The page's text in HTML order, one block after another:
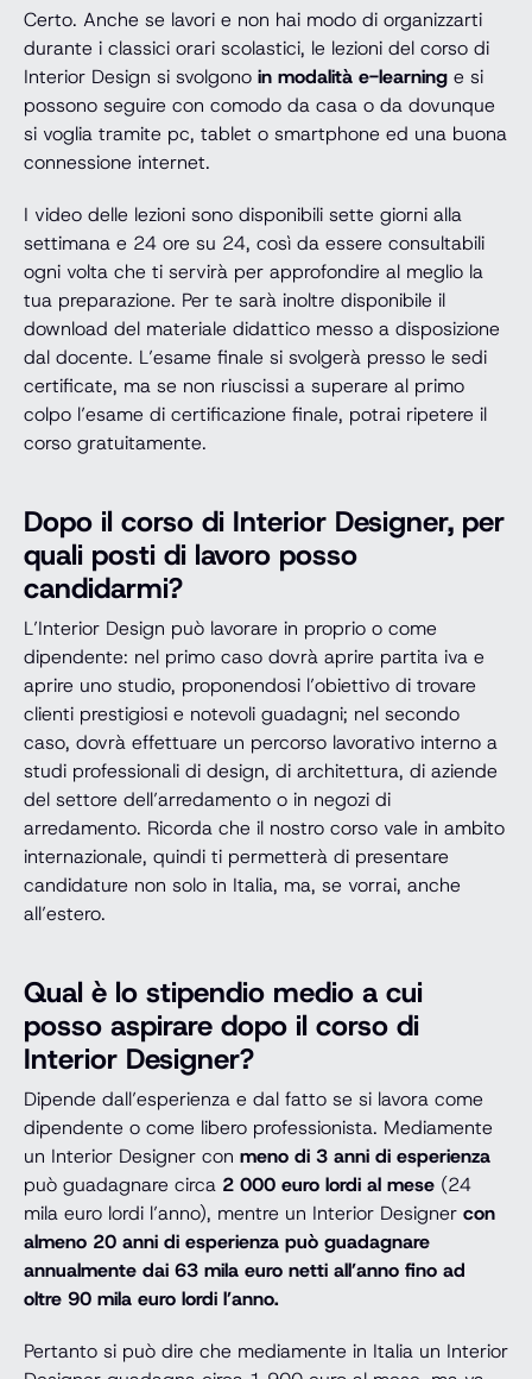
Certo. Anche se lavori e non hai modo di organizzarti
durante i classici orari scolastici, le lezioni del corso di
Interior Design si svolgono in modalità e-learning e si
possono seguire con comodo da casa o da dovunque
si voglia tramite pc, tablet o smartphone ed una buona
connessione internet.
I video delle lezioni sono disponibili sette giorni alla
settimana e 24 ore su 24, così da essere consultabili
ogni volta che ti servirà per approfondire al meglio la
tua preparazione. Per te sarà inoltre disponibile il
download del materiale didattico messo a disposizione
dal docente. L’esame finale si svolgerà presso le sedi
certificate, ma se non riuscissi a superare al primo
colpo l’esame di certificazione finale, potrai ripetere il
corso gratuitamente.
Dopo il corso di Interior Designer, per
quali posti di lavoro posso
candidarmi?
L’Interior Design può lavorare in proprio o come
dipendente: nel primo caso dovrà aprire partita iva e
aprire uno studio, proponendosi l’obiettivo di trovare
clienti prestigiosi e notevoli guadagni; nel secondo
caso, dovrà effettuare un percorso lavorativo interno a
studi professionali di design, di architettura, di aziende
del settore dell’arredamento o in negozi di
arredamento. Ricorda che il nostro corso vale in ambito
internazionale, quindi ti permetterà di presentare
candidature non solo in Italia, ma, se vorrai, anche
all’estero.
Qual è lo stipendio medio a cui
posso aspirare dopo il corso di
Interior Designer?
Dipende dall’esperienza e dal fatto se si lavora come
dipendente o come libero professionista. Mediamente
un Interior Designer con meno di 3 anni di esperienza
può guadagnare circa 2 000 euro lordi al mese (24
mila euro lordi l’anno), mentre un Interior Designer con
almeno 20 anni di esperienza può guadagnare
annualmente dai 63 mila euro netti all’anno fino ad
oltre 90 mila euro lordi l’anno.
Pertanto si può dire che mediamente in Italia un Interior